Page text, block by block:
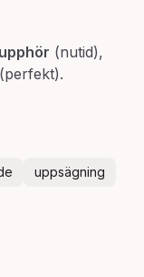
upphör (nutid),
(perfekt).
uppsägning